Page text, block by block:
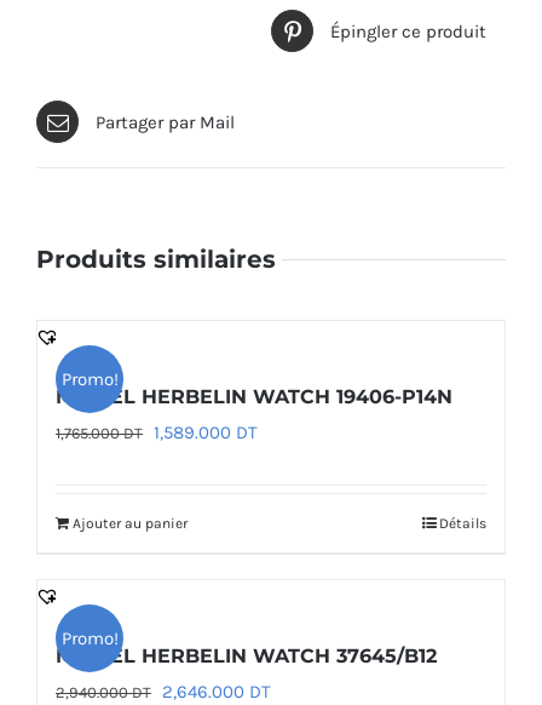
Épingler ce produit
Partager par Mail
Produits similaires
Promo!
MICHEL HERBELIN WATCH 19406-P14N
1,765.000DT Le
était :
1,589.000 DTLe
Ajouter au panier Détails
Promo!
MICHEL HERBELIN WATCH 37645/B12
2,940.000DT
Le
2,646.000 DTLe